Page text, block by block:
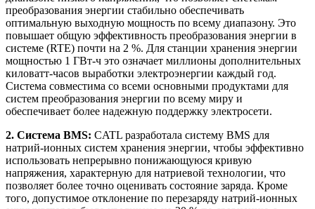
преобразования энергии стабильно обеспечивать
оптимальную выходную мощность по всему диапазону. Это
повышает общую эффективность преобразования энергии в
системе (RTE) почти на 2 %. Для станции хранения энергии
мощностью 1 ГВт-ч это означает миллионы дополнительных
киловатт-часов выработки электроэнергии каждый год.
Система совместима со всеми основными продуктами для
систем преобразования энергии по всему миру и
обеспечивает более надежную поддержку электросети.
2. Система BMS: CATL разработала систему BMS для
натрий-ионных систем хранения энергии, чтобы эффективно
использовать непрерывно понижающуюся кривую
напряжения, характерную для натриевой технологии, что
позволяет более точно оценивать состояние заряда. Кроме
того, допустимое отклонение по перезаряду натрий-ионных